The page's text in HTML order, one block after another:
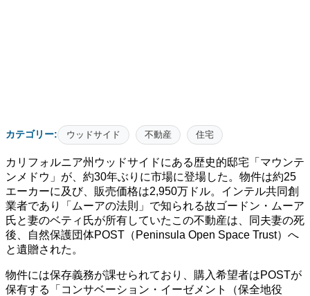
カテゴリー: ウッドサイド 不動産 住宅
カリフォルニア州ウッドサイドにある歴史的邸宅「マウンテ
ンメドウ」が、約30年ぶりに市場に登場した。物件は約25
エーカーに及び、販売価格は2,950万ドル。インテル共同創
業者であり「ムーアの法則」で知られる故ゴードン・ムーア
氏と妻のベティ氏が所有していたこの不動産は、同夫妻の死
後、自然保護団体POST（Peninsula Open Space Trust）へ
と遺贈された。
物件には保存義務が課せられており、購入希望者はPOSTが
保有する「コンサベーション・イーゼメント（保全地役